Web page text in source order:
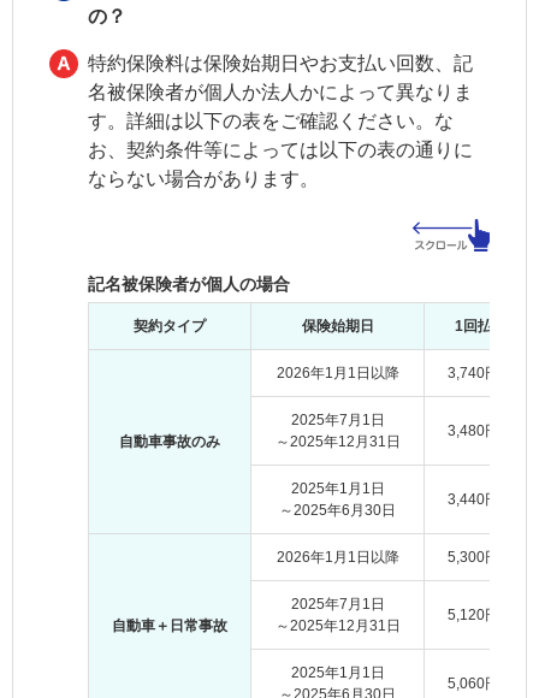
の？
特約保険料は保険始期日やお支払い回数、 記
名被保険者が個人か法人かによって異なりま
す。詳細は以下の表をご確認ください。な
お、契約条件等によっては以下の表の通りに
ならない場合があります。
記名被保険者が個人の場合
契約タイプ 保険始期日 1回払
自動車事故のみ
2026年1月1日以降 3,740円
2025年7月1日
～2025年12月31日
3,480円
2025年1月1日
～2025年6月30日
3,440円
自動車＋日常事故
2026年1月1日以降 5,300円
2025年7月1日
～2025年12月31日
5,120円
2025年1月1日
5,060円